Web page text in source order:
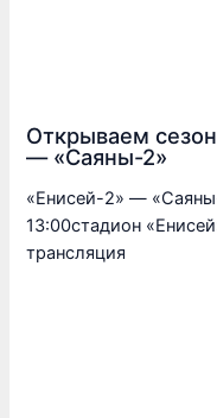
Открываем
— «Саяны-2»
«Енисей-2» —
13:00стадион
трансляция